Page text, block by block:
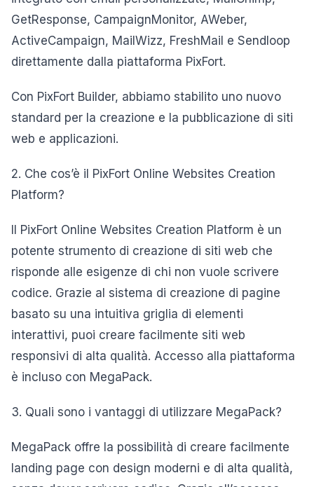
GetResponse, CampaignMonitor, AWeber,
ActiveCampaign, MailWizz, FreshMail e Sendloop
direttamente dalla piattaforma PixFort.
Con PixFort Builder, abbiamo stabilito uno nuovo
standard per la creazione e la pubblicazione di siti
web e applicazioni.
2. Che cos’è il PixFort Online Websites Creation
Platform?
Il PixFort Online Websites Creation Platform è un
potente strumento di creazione di siti web che
risponde alle esigenze di chi non vuole scrivere
codice. Grazie al sistema di creazione di pagine
basato su una intuitiva griglia di elementi
interattivi, puoi creare facilmente siti web
responsivi di alta qualità. Accesso alla piattaforma
è incluso con MegaPack.
3. Quali sono i vantaggi di utilizzare MegaPack?
MegaPack offre la possibilità di creare facilmente
landing page con design moderni e di alta qualità,